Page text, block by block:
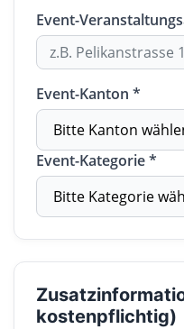
Event-
Event-Kanton *
Event-Kategorie *
kostenpflichtig)